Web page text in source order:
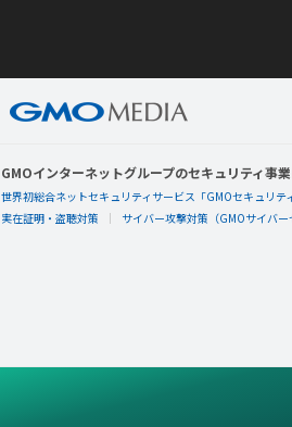
GMOインターネットグループのセキュリティ事
世界初総合ネットセキュリティサービス「GMOセキュリテ
実在証明・盗聴対策
サイバー攻撃対策（GMOサイバー